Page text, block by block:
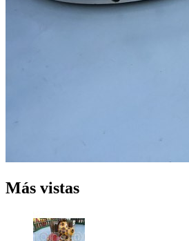
Más vistas